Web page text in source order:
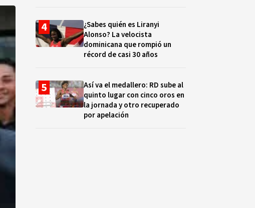
¿Sabes quién es Liranyi
Alonso? La velocista
dominicana que rompió un
récord de casi 30 años
Así va el medallero: RD sube al
quinto lugar con cinco oros en
la jornada y otro recuperado
por apelación